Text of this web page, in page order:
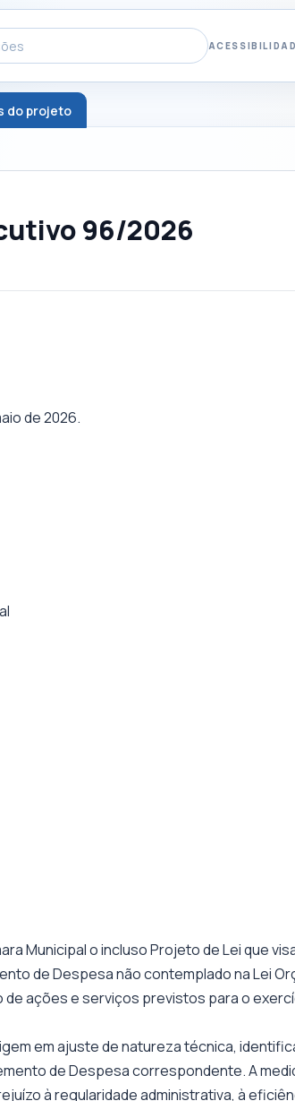
do projeto
96/2026
de 2026.
Municipal o incluso Projeto de Lei que
de Despesa não contemplado na Lei
de ações e serviços previstos para o
em ajuste de natureza técnica,
de Despesa correspondente. A
à regularidade administrativa, à